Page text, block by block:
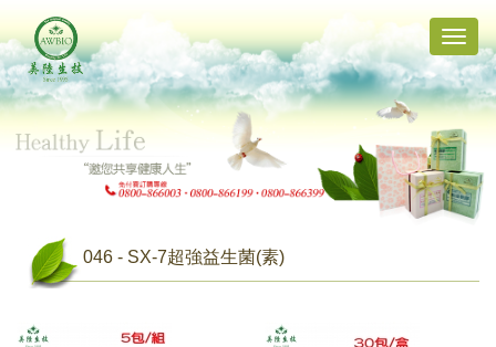
Toggle
046 - SX-7超強益生菌(素)